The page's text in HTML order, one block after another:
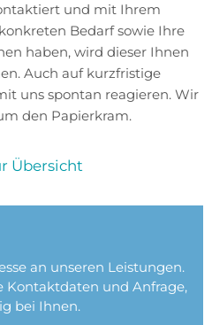
und mit Ihrem
Bedarf sowie Ihre
haben, wird dieser Ihnen
Auch auf kurzfristige
uns spontan reagieren. Wir
den Papierkram.
Übersicht
an unseren Leistungen.
Kontaktdaten und Anfrage,
bei Ihnen.